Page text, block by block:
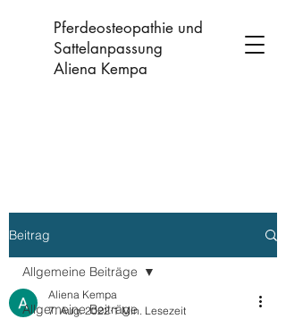
Pferdeosteopathie und
Sattelanpassung
Aliena Kempa
Beitrag
Allgemeine Beiträge
Allgemeine Beiträge
Aliena Kempa
7. Aug. 2022 1 Min. Lesezeit